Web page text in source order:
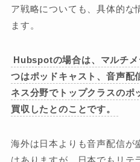
ア戦略についても、具体的な
ます。
Hubspotの場合は、マルチ
つはポッドキャスト、音声配
ネス分野でトップクラスのポ
買収したとのことです。
海外は日本よりも音声配信が
はありますが、日本でもリテ